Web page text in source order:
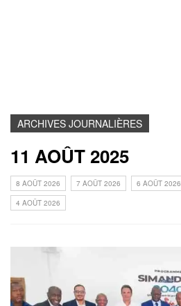
ARCHIVES JOURNALIÈRES
11 AOÛT 2025
8 AOÛT 2026 7 AOÛT 2026 6 AOÛT 2026
4 AOÛT 2026